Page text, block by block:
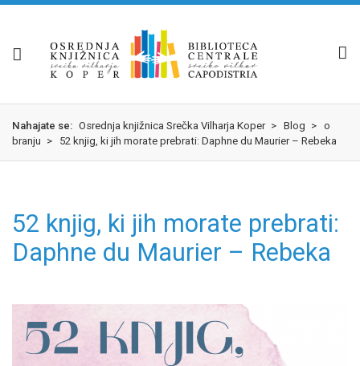
Nahajate se: Osrednja knjižnica Srečka Vilharja Koper > Blog > o
branju > 52 knjig, ki jih morate prebrati: Daphne du Maurier – Rebeka
52 knjig, ki jih morate prebrati:
Daphne du Maurier – Rebeka